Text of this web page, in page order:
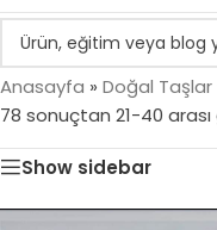
Anasayfa » Doğal Taşlar
78 sonuçtan 21-40
Show sidebar